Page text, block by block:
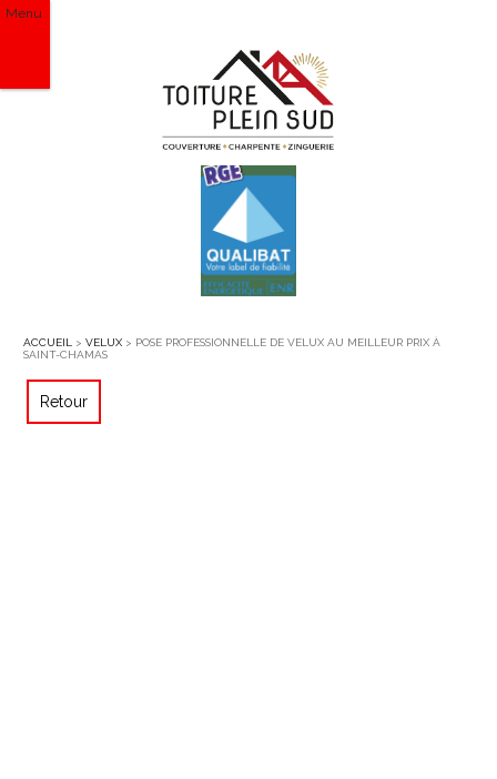
Menu
ACCUEIL > VELUX > POSE PROFESSIONNELLE DE VELUX AU MEILLEUR PRIX À
SAINT-CHAMAS
Retour